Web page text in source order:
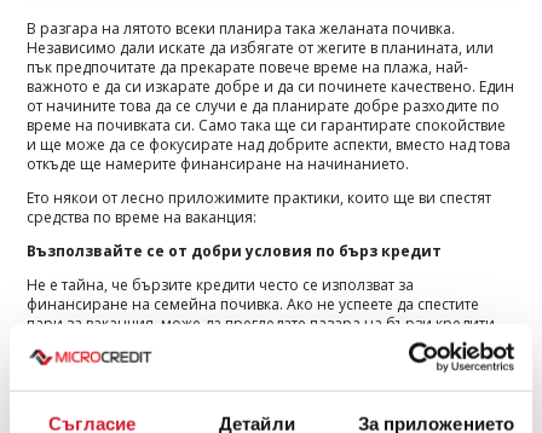
Съгласие Детайли За приложението
В разгара на лятото всеки планира така желаната почивка.
Независимо дали искате да избягате от жегите в планината, или
пък предпочитате да прекарате повече време на плажа, най-
важното е да си изкарате добре и да си починете качествено. Един
от начините това да се случи е да планирате добре разходите по
време на почивката си. Само така ще си гарантирате спокойствие
и ще може да се фокусирате над добрите аспекти, вместо над това
откъде ще намерите финансиране на начинанието.
Ето някои от лесно приложимите практики, които ще ви спестят
средства по време на ваканция:
Възползвайте се от добри условия по бърз кредит
Не е тайна, че бързите кредити често се използват за
финансиране на семейна почивка. Ако не успеете да спестите
пари за ваканция, може да прегледате пазара на бързи кредити.
Много от тях предлагат ниски лихви, като дори е възможно да се
възползвате и от 0% лихва за някои кредитни продукти.
Ранната резервация ще ви спести пари